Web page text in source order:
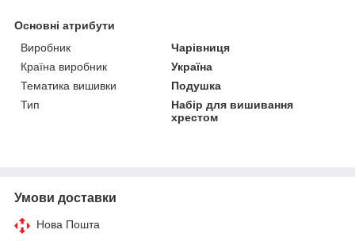
Основні атрибути
Виробник
Чарівниця
Країна виробник
Україна
Тематика вишивки
Подушка
Тип
Набір для вишивання
хрестом
Умови доставки
Нова Пошта